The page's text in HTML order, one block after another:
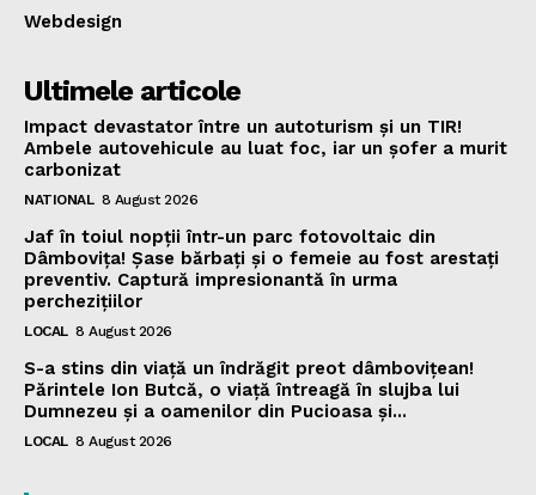
Webdesign
Ultimele articole
Impact devastator între un autoturism și un TIR!
Ambele autovehicule au luat foc, iar un șofer a murit
carbonizat
NATIONAL 8 August 2026
Jaf în toiul nopții într-un parc fotovoltaic din
Dâmbovița! Șase bărbați și o femeie au fost arestați
preventiv. Captură impresionantă în urma
perchezițiilor
LOCAL 8 August 2026
S-a stins din viață un îndrăgit preot dâmbovițean!
Părintele Ion Butcă, o viață întreagă în slujba lui
Dumnezeu și a oamenilor din Pucioasa și...
LOCAL 8 August 2026